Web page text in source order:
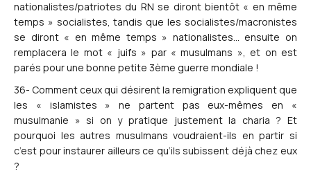
nationalistes/patriotes du RN se diront bientôt « en même
temps » socialistes, tandis que les socialistes/macronistes
se diront « en même temps » nationalistes… ensuite on
remplacera le mot « juifs » par « musulmans », et on est
parés pour une bonne petite 3ème guerre mondiale !
36- Comment ceux qui désirent la remigration expliquent que
les « islamistes » ne partent pas eux-mêmes en «
musulmanie » si on y pratique justement la charia ? Et
pourquoi les autres musulmans voudraient-ils en partir si
c’est pour instaurer ailleurs ce qu’ils subissent déjà chez eux
?